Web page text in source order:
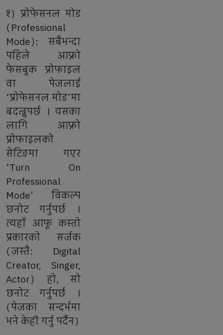
१) प्रोफेसनल मोड
(Professional
Mode): सबैभन्दा
पहिले आफ्नो
फेसबुक प्रोफाइल
वा पेजलाई
‘प्रोफेसनल मोड’मा
बदल्नुपर्छ । यसका
लागि आफ्नो
प्रोफाइलको
सेटिङमा गएर
‘Turn On
Professional
Mode’ विकल्प
छनोट गर्नुपर्छ ।
त्यहाँ आफू कस्तो
प्रकारको सर्जक
(जस्तै: Digital
Creator, Singer,
Actor) हो, सो
छनोट गर्नुपर्छ ।
(पेजका सन्दर्भमा
भने केही गर्नु पर्दैन)